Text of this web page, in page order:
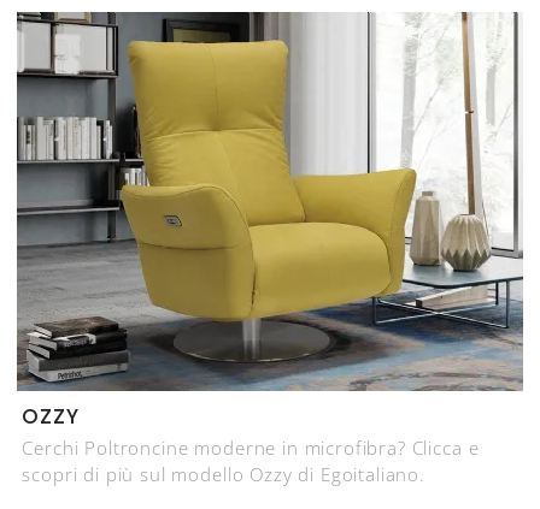
OZZY
Cerchi Poltroncine moderne in microfibra? Clicca e
scopri di più sul modello Ozzy di Egoitaliano.